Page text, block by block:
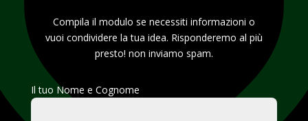
Compila il modulo se necessiti informazioni o
vuoi condividere la tua idea. Risponderemo al più
presto! non inviamo spam.
Il tuo Nome e Cognome